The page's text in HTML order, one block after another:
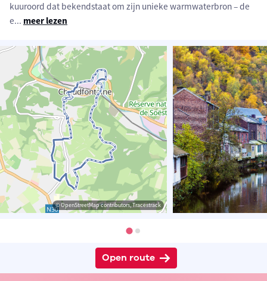
kuuroord dat bekendstaat om zijn unieke warmwaterbron – de
e... meer lezen
© OpenStreetMap contributors, Tracestrack
Open route